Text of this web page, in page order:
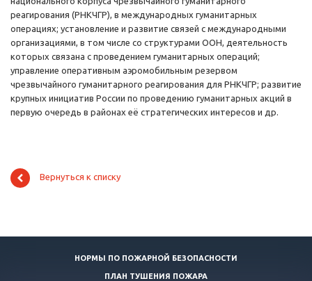
реагирования (РНКЧГР), в международных гуманитарных
операциях; установление и развитие связей с международными
организациями, в том числе со структурами ООН, деятельность
которых связана с проведением гуманитарных операций;
управление оперативным аэромобильным резервом
чрезвычайного гуманитарного реагирования для РНКЧГР; развитие
крупных инициатив России по проведению гуманитарных акций в
первую очередь в районах её стратегических интересов и др.
Вернуться к списку
НОРМЫ ПО ПОЖАРНОЙ БЕЗОПАСНОСТИ
ПЛАН ТУШЕНИЯ ПОЖАРА